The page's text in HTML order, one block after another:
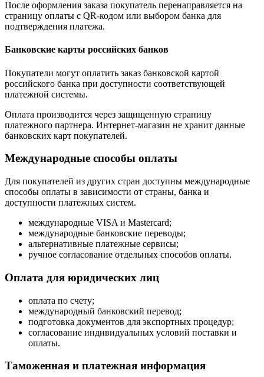
После оформления заказа покупатель перенаправляется на
страницу оплаты с QR-кодом или выбором банка для
подтверждения платежа.
Банковские карты российских банков
Покупатели могут оплатить заказ банковской картой
российского банка при доступности соответствующей
платежной системы.
Оплата производится через защищенную страницу
платежного партнера. Интернет-магазин не хранит данные
банковских карт покупателей.
Международные способы оплаты
Для покупателей из других стран доступны международные
способы оплаты в зависимости от страны, банка и
доступности платежных систем.
международные VISA и Mastercard;
международные банковские переводы;
альтернативные платежные сервисы;
ручное согласование отдельных способов оплаты.
Оплата для юридических лиц
оплата по счету;
международный банковский перевод;
подготовка документов для экспортных процедур;
согласование индивидуальных условий поставки и
оплаты.
Таможенная и платежная информация